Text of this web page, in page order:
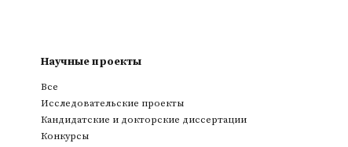
Научные проекты
Все
Исследовательские проекты
Кандидатские и докторские диссертации
Конкурсы